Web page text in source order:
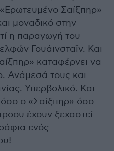
Σαίξπηρ»
μοναδικό στην
η παραγωγή του
Γουάινσταϊν. Και
καταφέρνει να
Ανάμεσά τους και
Υπερβολικό. Και
ο «Σαίξπηρ» όσο
έχουν ξεχαστεί
ενός